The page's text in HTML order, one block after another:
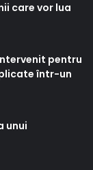
care vor lua
pentru
într-un
unui